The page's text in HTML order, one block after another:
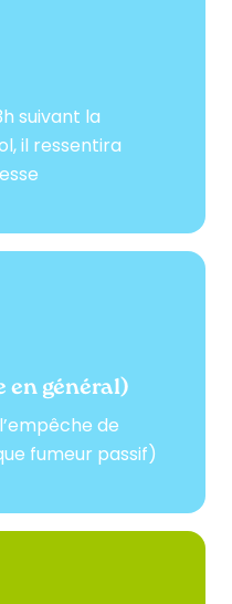
suivant la
il ressentira
en général)
de
fumeur passif)